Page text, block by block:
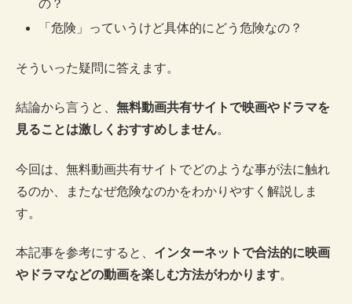
の？
「危険」っていうけど具体的にどう危険なの？
そういった疑問に答えます。
結論から言うと、 無料動画共有サイトで映画やドラマを
見ることは激しくおすすめしません。
今回は、無料動画共有サイトでどのような事が法に触れ
るのか、またなぜ危険なのかをわかりやすく解説しま
す。
本記事を参考にすると、 インターネットで合法的に映画
やドラマなどの動画を楽しむ方法がわかります。